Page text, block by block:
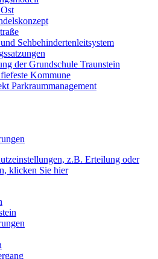
Sehbehindertenleitsystem
der Grundschule Traunstein
Kommune
Parkraummanagement
z.B. Erteilung oder
klicken Sie hier